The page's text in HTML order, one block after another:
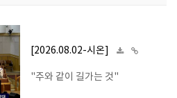
[2026.08.02-시온]
"주와 같이 길가는 것"